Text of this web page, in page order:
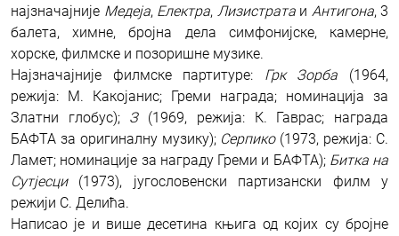
најзначајније Медеја, Електра, Лизистратаи Антигона, 3
балета, химне, бројна дела симфонијске, камерне,
хорске, филмске и позоришне музике.
Најзначајније филмске партитуре: Грк Зорба (1964,
режија: М. Какојанис; Греми награда; номинација за
Златни глобус); З(1969, режија: К. Гаврас; награда
БАФТА за оригиналну музику); Серпико(1973, режија: С.
Ламет; номинације за награду Греми и БАФТА); Битка на
Сутјесци (1973), југословенски партизански филм у
режији С. Делића.
Написао је и више десетина књига од којих су бројне